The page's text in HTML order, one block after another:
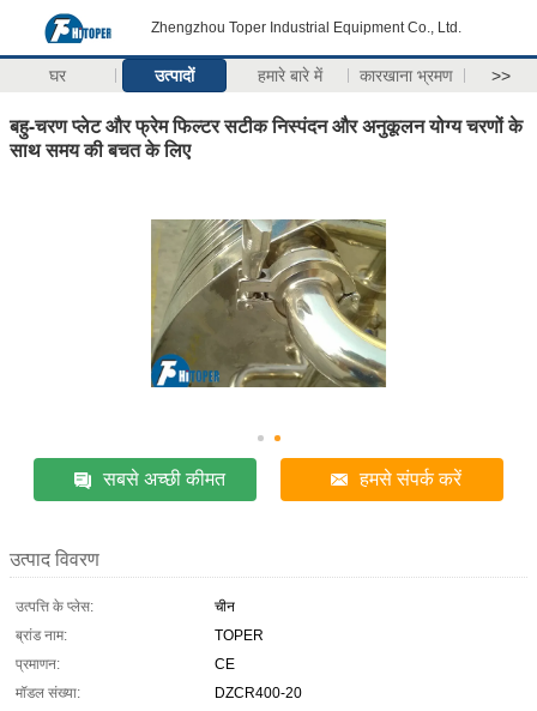
Zhengzhou Toper Industrial Equipment Co., Ltd.
घर उत्पादों हमारे बारे में कारखाना भ्रमण >>
बहु-चरण प्लेट और फ्रेम फिल्टर सटीक निस्पंदन और अनुकूलन योग्य चरणों के
साथ समय की बचत के लिए
सबसे अच्छी कीमत हमसे संपर्क करें
उत्पाद विवरण
उत्पत्ति के प्लेस:
चीन
ब्रांड नाम:
TOPER
प्रमाणन:
CE
मॉडल संख्या:
DZCR400-20